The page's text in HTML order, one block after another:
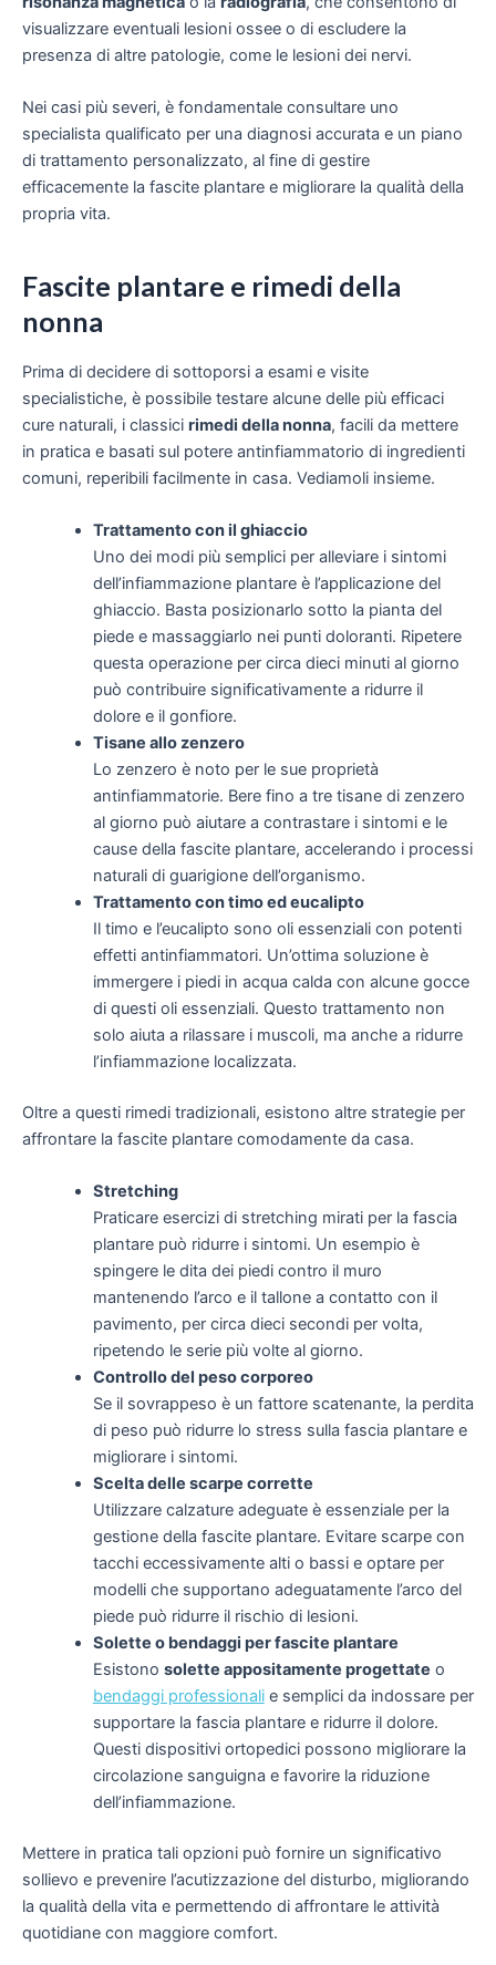
visualizzare eventuali lesioni ossee o di escludere la
presenza di altre patologie, come le lesioni dei nervi.
Nei casi più severi, è fondamentale consultare uno
specialista qualificato per una diagnosi accurata e un piano
di trattamento personalizzato, al fine di gestire
efficacemente la fascite plantare e migliorare la qualità della
propria vita.
Fascite plantare e rimedi della
nonna
Prima di decidere di sottoporsi a esami e visite
specialistiche, è possibile testare alcune delle più efficaci
cure naturali, i classici rimedi della nonna, facili da mettere
in pratica e basati sul potere antinfiammatorio di ingredienti
comuni, reperibili facilmente in casa. Vediamoli insieme.
Trattamento con il ghiaccio
Uno dei modi più semplici per alleviare i sintomi
dell’infiammazione plantare è l’applicazione del
ghiaccio. Basta posizionarlo sotto la pianta del
piede e massaggiarlo nei punti doloranti. Ripetere
questa operazione per circa dieci minuti al giorno
può contribuire significativamente a ridurre il
dolore e il gonfiore.
Tisane allo zenzero
Lo zenzero è noto per le sue proprietà
antinfiammatorie. Bere fino a tre tisane di zenzero
al giorno può aiutare a contrastare i sintomi e le
cause della fascite plantare, accelerando i processi
naturali di guarigione dell’organismo.
Trattamento con timo ed eucalipto
Il timo e l’eucalipto sono oli essenziali con potenti
effetti antinfiammatori. Un’ottima soluzione è
immergere i piedi in acqua calda con alcune gocce
di questi oli essenziali. Questo trattamento non
solo aiuta a rilassare i muscoli, ma anche a ridurre
l’infiammazione localizzata.
Oltre a questi rimedi tradizionali, esistono altre strategie per
affrontare la fascite plantare comodamente da casa.
Stretching
Praticare esercizi di stretching mirati per la fascia
plantare può ridurre i sintomi. Un esempio è
spingere le dita dei piedi contro il muro
mantenendo l’arco e il tallone a contatto con il
pavimento, per circa dieci secondi per volta,
ripetendo le serie più volte al giorno.
Controllo del peso corporeo
Se il sovrappeso è un fattore scatenante, la perdita
di peso può ridurre lo stress sulla fascia plantare e
migliorare i sintomi.
Scelta delle scarpe corrette
Utilizzare calzature adeguate è essenziale per la
gestione della fascite plantare. Evitare scarpe con
tacchi eccessivamente alti o bassi e optare per
modelli che supportano adeguatamente l’arco del
piede può ridurre il rischio di lesioni.
Solette o bendaggi per fascite plantare
Esistono solette appositamente progettate o
bendaggi professionalie semplici da indossare per
supportare la fascia plantare e ridurre il dolore.
Questi dispositivi ortopedici possono migliorare la
circolazione sanguigna e favorire la riduzione
dell’infiammazione.
Mettere in pratica tali opzioni può fornire un significativo
sollievo e prevenire l’acutizzazione del disturbo, migliorando
la qualità della vita e permettendo di affrontare le attività
quotidiane con maggiore comfort.